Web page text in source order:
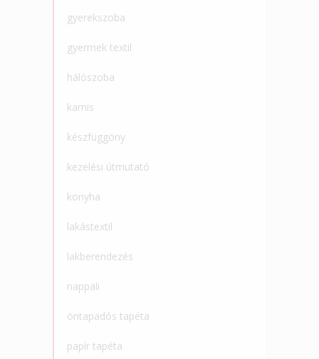
gyerekszoba
gyermek textil
hálószoba
karnis
készfüggöny
kezelési útmutató
konyha
lakástextil
lakberendezés
nappali
öntapadós tapéta
papír tapéta